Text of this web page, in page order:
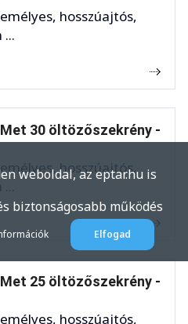
hosszúajtós,
30 öltözőszekrény -
hosszúajtós,
25 öltözőszekrény -
hosszúajtós,
weboldal, az eptar.hu is
biztonságosabb működés
Elfogad